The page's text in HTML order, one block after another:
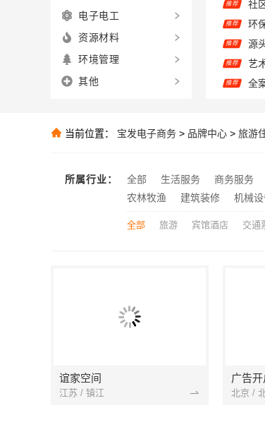
推荐
推荐
推荐
推荐 全
推荐
电子电工
资源材料
环境管理
其他
当前位置： 宝发电子商务 > 品牌中心 > 旅游
所属行业： 全部 生活服务 商务服务
农林牧渔
建筑装修 机械
全部 旅游 宾馆酒店 交通
谊家空间
江苏 / 镇江
广告开
北京 /